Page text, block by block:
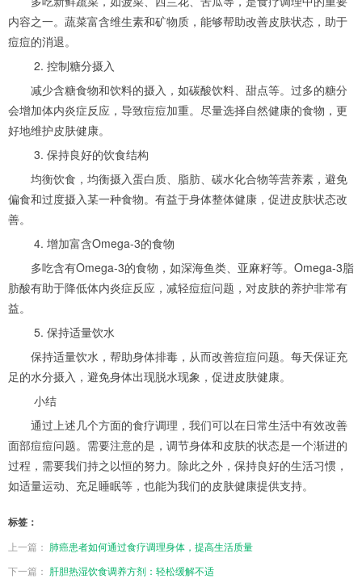
内容之一。蔬菜富含维生素和矿物质，能够帮助改善皮肤状态，助于
痘痘的消退。
2. 控制糖分摄入
减少含糖食物和饮料的摄入，如碳酸饮料、甜点等。过多的糖分
会增加体内炎症反应，导致痘痘加重。尽量选择自然健康的食物，更
好地维护皮肤健康。
3. 保持良好的饮食结构
均衡饮食，均衡摄入蛋白质、脂肪、碳水化合物等营养素，避免
偏食和过度摄入某一种食物。有益于身体整体健康，促进皮肤状态改
善。
4. 增加富含Omega-3的食物
多吃含有Omega-3的食物，如深海鱼类、亚麻籽等。Omega-3脂
肪酸有助于降低体内炎症反应，减轻痘痘问题，对皮肤的养护非常有
益。
5. 保持适量饮水
保持适量饮水，帮助身体排毒，从而改善痘痘问题。每天保证充
足的水分摄入，避免身体出现脱水现象，促进皮肤健康。
小结
通过上述几个方面的食疗调理，我们可以在日常生活中有效改善
面部痘痘问题。需要注意的是，调节身体和皮肤的状态是一个渐进的
过程，需要我们持之以恒的努力。除此之外，保持良好的生活习惯，
如适量运动、充足睡眠等，也能为我们的皮肤健康提供支持。
标签：
上一篇： 肺癌患者如何通过食疗调理身体，提高生活质量
下一篇： 肝胆热湿饮食调养方剂：轻松缓解不适